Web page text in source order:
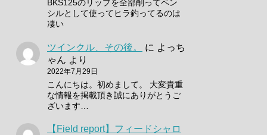
BKS125のリップを全部削ってペン
シルとして使ってヒラ釣ってるのは
凄い
ツインクル、その後。 に よっち
ゃん より
2022年7月29日
こんにちは。初めまして。 大変貴重
な情報を掲載頂き誠にありがとうご
ざいます…
【Field report】フィードシャロ